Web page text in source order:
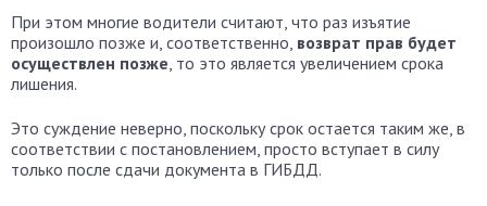
При этом многие водители считают, что раз изъятие
произошло позже и, соответственно, возврат прав будет
осуществлен позже , то это является увеличением срока
лишения.
Это суждение неверно, поскольку срок остается таким же, в
соответствии с постановлением, просто вступает в силу
только после сдачи документа в ГИБДД.